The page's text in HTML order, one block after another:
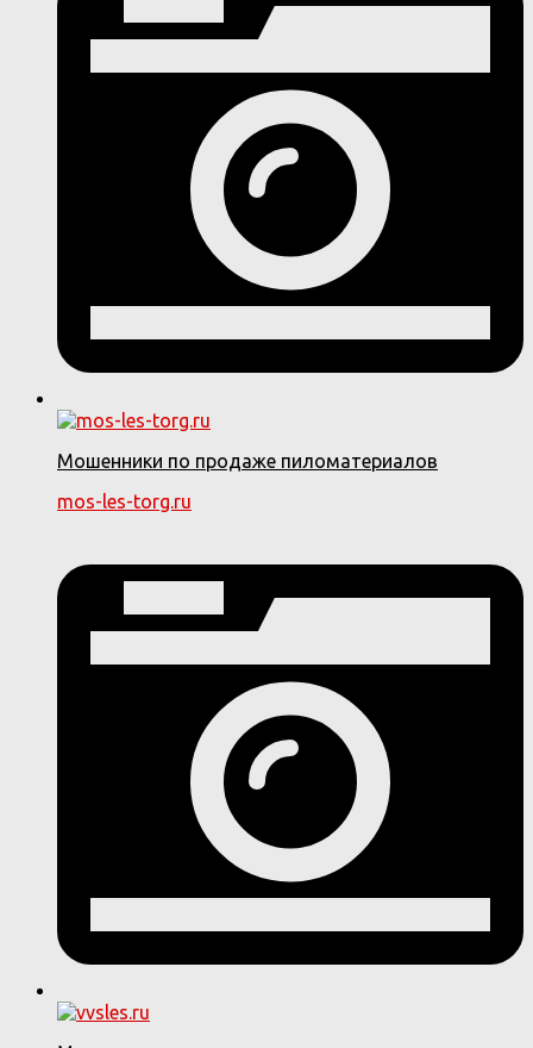
Мошенники по продаже пиломатериалов
mos-les-torg.ru